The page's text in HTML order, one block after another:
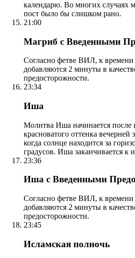
календарю. Во многих случаях
пост было бы слишком рано.
21:00
Магриб с Введенными
Согласно фетве ВИЛ, к
добавляются 2 минуты в
предосторожности.
23:34
Иша
Молитва Иша начинается после
красноватого оттенка вечерней
когда солнце находится за
градусов. Иша заканчивается к
23:36
Иша с Введенными
Согласно фетве ВИЛ, к
добавляются 2 минуты в
предосторожности.
23:45
Исламская полночь